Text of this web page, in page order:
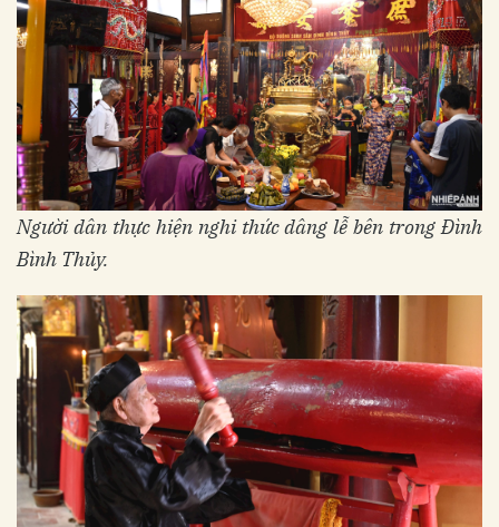
Người dân thực hiện nghi thức dâng lễ bên trong Đình
Bình Thủy.